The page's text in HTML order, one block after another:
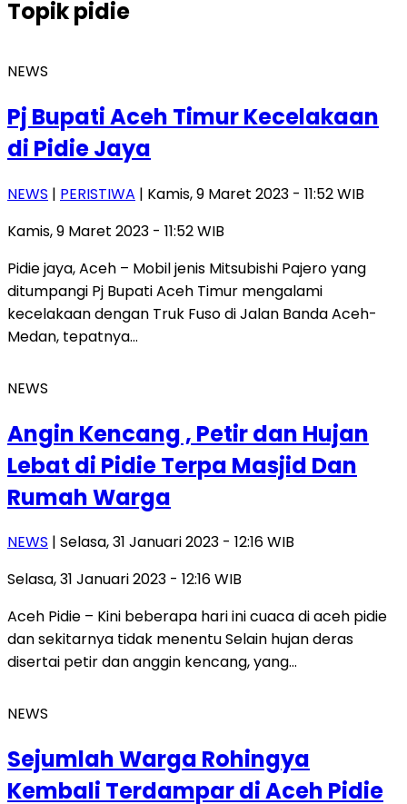
Topikpidie
NEWS
Pj Bupati Aceh Timur Kecelakaan
di Pidie Jaya
NEWS | PERISTIWA | Kamis, 9 Maret 2023 - 11:52 WIB
Kamis, 9 Maret 2023 - 11:52 WIB
Pidie jaya, Aceh – Mobil jenis Mitsubishi Pajero yang
ditumpangi Pj Bupati Aceh Timur mengalami
kecelakaan dengan Truk Fuso di Jalan Banda Aceh-
Medan, tepatnya…
NEWS
Angin Kencang , Petir dan Hujan
Lebat di Pidie Terpa Masjid Dan
Rumah Warga
NEWS | Selasa, 31 Januari 2023 - 12:16 WIB
Selasa, 31 Januari 2023 - 12:16 WIB
Aceh Pidie – Kini beberapa hari ini cuaca di aceh pidie
dan sekitarnya tidak menentu Selain hujan deras
disertai petir dan anggin kencang, yang…
NEWS
Sejumlah Warga Rohingya
Kembali Terdampar di Aceh Pidie